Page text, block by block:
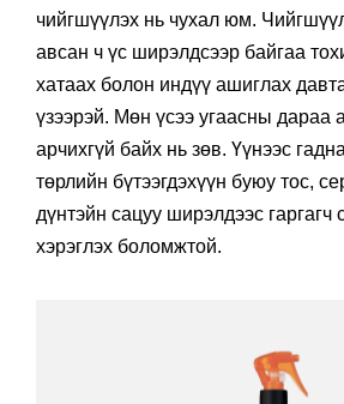
чийгшүүлэх нь чухал юм.
авсан ч үс ширэлдсээр байгаа
хатаах болон индүү ашиглах
үзээрэй. Мөн үсээ угаасны дараа
арчихгүй байх нь зөв. Үүнээс
төрлийн бүтээгдэхүүн буюу тос,
дүнтэйн сацуу ширэлдээс гаргагч
хэрэглэх боломжтой.